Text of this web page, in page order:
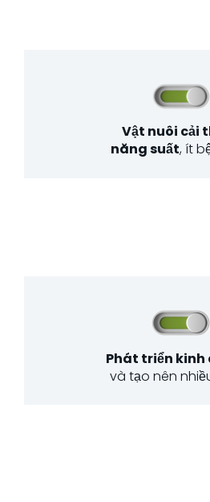
Vật nuôi cải
năng suất, ít
Phát triển kinh
và tạo nên